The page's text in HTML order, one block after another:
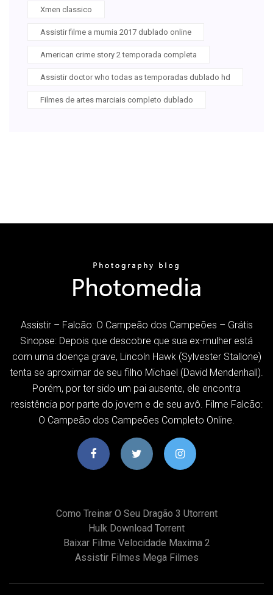
Xmen classico
Assistir filme a mumia 2017 dublado online
American crime story 2 temporada completa
Assistir doctor who todas as temporadas dublado hd
Filmes de artes marciais completo dublado
Assistir – Falcão: O Campeão dos Campeões – Grátis
Sinopse: Depois que descobre que sua ex-mulher está
com uma doença grave, Lincoln Hawk (Sylvester Stallone)
tenta se aproximar de seu filho Michael (David Mendenhall).
Porém, por ter sido um pai ausente, ele encontra
resistência por parte do jovem e de seu avô. Filme Falcão:
O Campeão dos Campeões Completo Online.
Como Treinar O Seu Dragão 3 Utorrent
Hulk Download Torrent
Baixar Filme Velocidade Maxima 2
Assistir Filmes Mega Filmes